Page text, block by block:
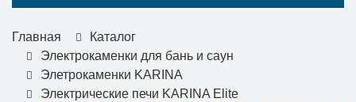
Главная
Каталог
Электрокаменки для бань и саун
Элетрокаменки KARINA
Электрические печи KARINA Elite